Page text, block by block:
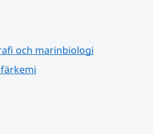
och marinbiologi